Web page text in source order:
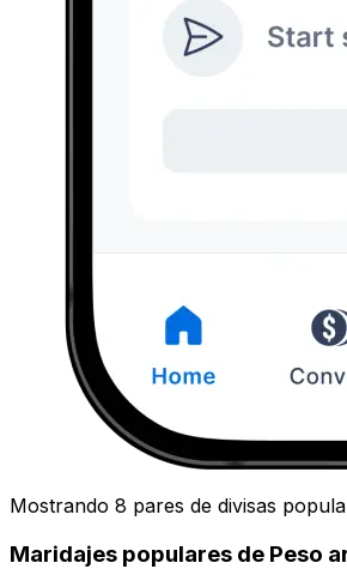
Mostrando 8 pares de divisas
Maridajes populares de Peso